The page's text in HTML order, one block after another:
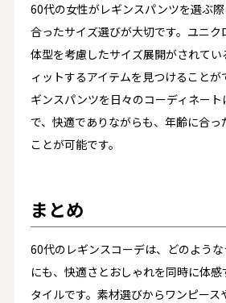
60代の女性がレギンスパンツを選ぶ
合ったサイズ選びが大切です。ユニク
体型を考慮したサイズ展開がされてい
ィットするアイテムを見つけることが
ギンスパンツを日々のコーディネート
で、快適でありながらも、年齢に合
ことが可能です。
まとめ
60代のレギンスコーデは、どのよう
にも、快適さとおしゃれを同時に体
タイルです。素材選びからワンピース